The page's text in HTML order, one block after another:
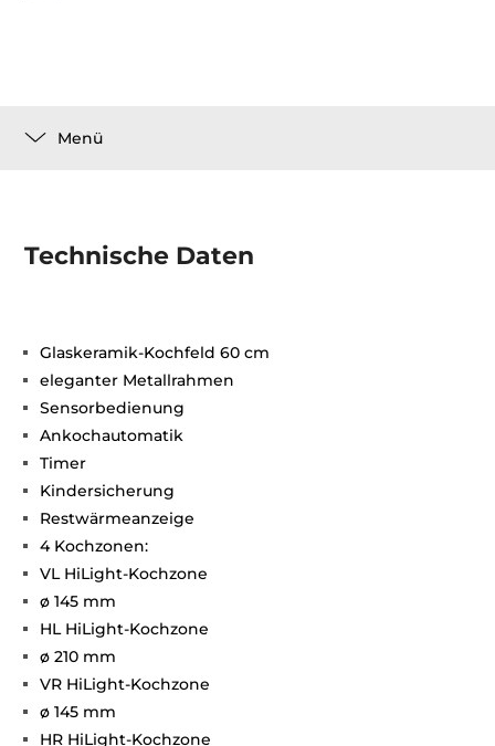
Menü
Technische Daten
Glaskeramik-Kochfeld 60 cm
eleganter Metallrahmen
Sensorbedienung
Ankochautomatik
Timer
Kindersicherung
Restwärmeanzeige
4 Kochzonen:
VL HiLight-Kochzone
ø 145 mm
HL HiLight-Kochzone
ø 210 mm
VR HiLight-Kochzone
ø 145 mm
HR HiLight-Kochzone